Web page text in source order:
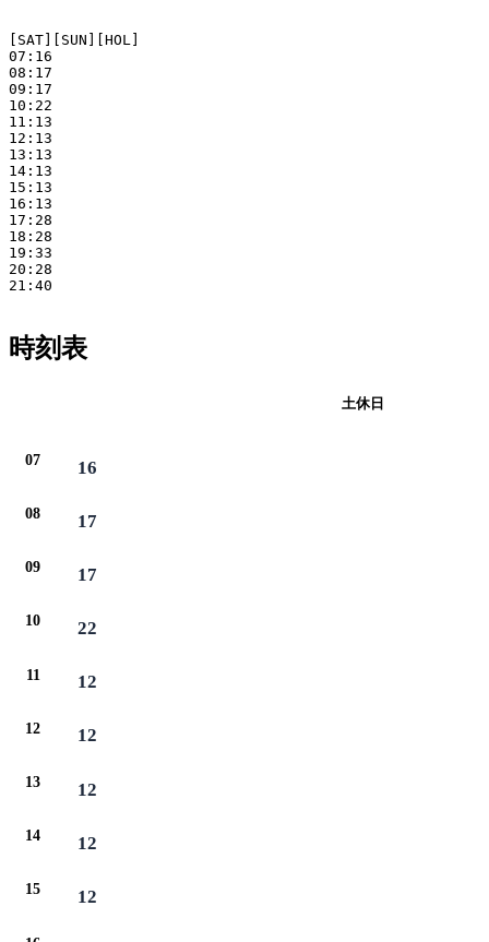
[SAT][SUN][HOL]
07:16
08:17
09:17
10:22
11:13
12:13
13:13
14:13
15:13
16:13
17:28
18:28
19:33
20:28
21:40
時刻表
土休日
07 16
08 17
09 17
10 22
11 12
12 12
13 12
14 12
15 12